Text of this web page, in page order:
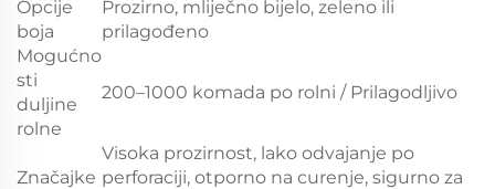
Opcije
boja
Prozirno, mliječno bijelo, zeleno ili
prilagođeno
Mogućno
sti
duljine
rolne
200–1000 komada po rolni / Prilagodljivo
Značajke
Visoka prozirnost, lako odvajanje po
perforaciji, otporno na curenje, sigurno za